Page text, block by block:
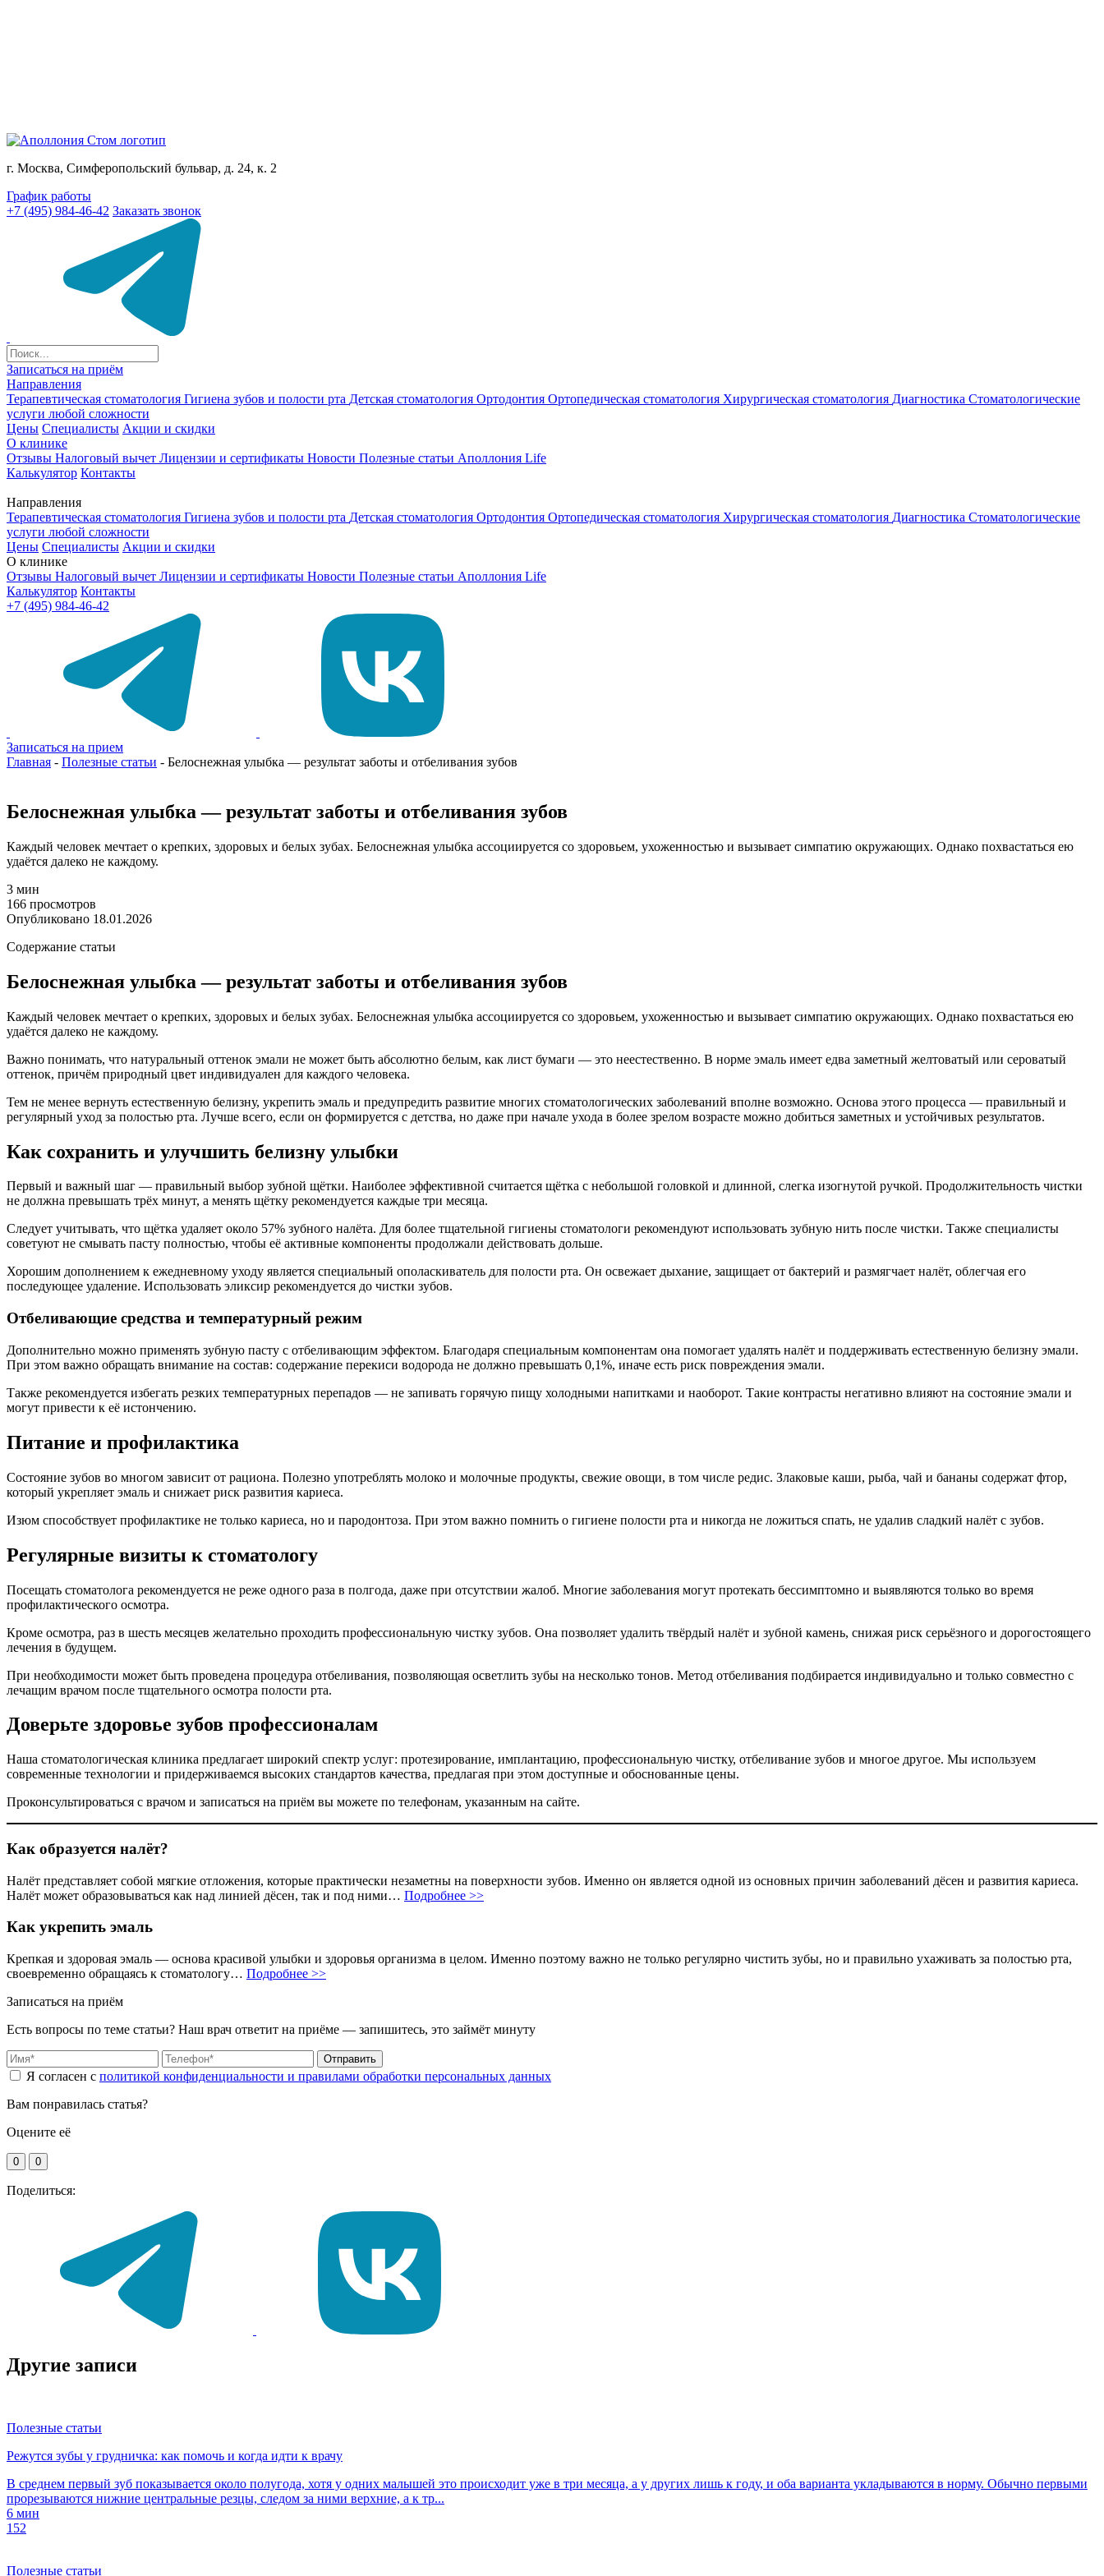
г. Москва, Симферопольский бульвар, д. 24, к. 2
График работы
+7 (495) 984-46-42 Заказать звонок
Записаться на приём
Направления
Терапевтическая стоматология Гигиена зубов и полости рта Детская стоматология Ортодонтия Ортопедическая стоматология Хирургическая стоматология Диагностика Стоматологические
услуги любой сложности
Цены Специалисты Акции и скидки
О клинике
Отзывы Налоговый вычет Лицензии и сертификаты Новости Полезные статьи Аполлония Life
Калькулятор Контакты
Направления
Терапевтическая стоматология Гигиена зубов и полости рта Детская стоматология Ортодонтия Ортопедическая стоматология Хирургическая стоматология Диагностика Стоматологические
услуги любой сложности
Цены Специалисты Акции и скидки
О клинике
Отзывы Налоговый вычет Лицензии и сертификаты Новости Полезные статьи Аполлония Life
Калькулятор Контакты
+7 (495) 984-46-42
Записаться на прием
Главная - Полезные статьи - Белоснежная улыбка — результат заботы и отбеливания зубов
Белоснежная улыбка — результат заботы и отбеливания зубов
Каждый человек мечтает о крепких, здоровых и белых зубах. Белоснежная улыбка ассоциируется со здоровьем, ухоженностью и вызывает симпатию окружающих. Однако похвастаться ею
удаётся далеко не каждому.
3 мин
166 просмотров
Опубликовано 18.01.2026
Содержание статьи
Белоснежная улыбка — результат заботы и отбеливания зубов
Каждый человек мечтает о крепких, здоровых и белых зубах. Белоснежная улыбка ассоциируется со здоровьем, ухоженностью и вызывает симпатию окружающих. Однако похвастаться ею
удаётся далеко не каждому.
Важно понимать, что натуральный оттенок эмали не может быть абсолютно белым, как лист бумаги — это неестественно. В норме эмаль имеет едва заметный желтоватый или сероватый
оттенок, причём природный цвет индивидуален для каждого человека.
Тем не менее вернуть естественную белизну, укрепить эмаль и предупредить развитие многих стоматологических заболеваний вполне возможно. Основа этого процесса — правильный и
регулярный уход за полостью рта. Лучше всего, если он формируется с детства, но даже при начале ухода в более зрелом возрасте можно добиться заметных и устойчивых результатов.
Как сохранить и улучшить белизну улыбки
Первый и важный шаг — правильный выбор зубной щётки. Наиболее эффективной считается щётка с небольшой головкой и длинной, слегка изогнутой ручкой. Продолжительность чистки
не должна превышать трёх минут, а менять щётку рекомендуется каждые три месяца.
Следует учитывать, что щётка удаляет около 57% зубного налёта. Для более тщательной гигиены стоматологи рекомендуют использовать зубную нить после чистки. Также специалисты
советуют не смывать пасту полностью, чтобы её активные компоненты продолжали действовать дольше.
Хорошим дополнением к ежедневному уходу является специальный ополаскиватель для полости рта. Он освежает дыхание, защищает от бактерий и размягчает налёт, облегчая его
последующее удаление. Использовать эликсир рекомендуется до чистки зубов.
Отбеливающие средства и температурный режим
Дополнительно можно применять зубную пасту с отбеливающим эффектом. Благодаря специальным компонентам она помогает удалять налёт и поддерживать естественную белизну эмали.
При этом важно обращать внимание на состав: содержание перекиси водорода не должно превышать 0,1%, иначе есть риск повреждения эмали.
Также рекомендуется избегать резких температурных перепадов — не запивать горячую пищу холодными напитками и наоборот. Такие контрасты негативно влияют на состояние эмали и
могут привести к её истончению.
Питание и профилактика
Состояние зубов во многом зависит от рациона. Полезно употреблять молоко и молочные продукты, свежие овощи, в том числе редис. Злаковые каши, рыба, чай и бананы содержат фтор,
который укрепляет эмаль и снижает риск развития кариеса.
Изюм способствует профилактике не только кариеса, но и пародонтоза. При этом важно помнить о гигиене полости рта и никогда не ложиться спать, не удалив сладкий налёт с зубов.
Регулярные визиты к стоматологу
Посещать стоматолога рекомендуется не реже одного раза в полгода, даже при отсутствии жалоб. Многие заболевания могут протекать бессимптомно и выявляются только во время
профилактического осмотра.
Кроме осмотра, раз в шесть месяцев желательно проходить профессиональную чистку зубов. Она позволяет удалить твёрдый налёт и зубной камень, снижая риск серьёзного и дорогостоящего
лечения в будущем.
При необходимости может быть проведена процедура отбеливания, позволяющая осветлить зубы на несколько тонов. Метод отбеливания подбирается индивидуально и только совместно с
лечащим врачом после тщательного осмотра полости рта.
Доверьте здоровье зубов профессионалам
Наша стоматологическая клиника предлагает широкий спектр услуг: протезирование, имплантацию, профессиональную чистку, отбеливание зубов и многое другое. Мы используем
современные технологии и придерживаемся высоких стандартов качества, предлагая при этом доступные и обоснованные цены.
Проконсультироваться с врачом и записаться на приём вы можете по телефонам, указанным на сайте.
Как образуется налёт?
Налёт представляет собой мягкие отложения, которые практически незаметны на поверхности зубов. Именно он является одной из основных причин заболеваний дёсен и развития кариеса.
Налёт может образовываться как над линией дёсен, так и под ними… Подробнее >>
Как укрепить эмаль
Крепкая и здоровая эмаль — основа красивой улыбки и здоровья организма в целом. Именно поэтому важно не только регулярно чистить зубы, но и правильно ухаживать за полостью рта,
своевременно обращаясь к стоматологу… Подробнее >>
Записаться на приём
Есть вопросы по теме статьи? Наш врач ответит на приёме — запишитесь, это займёт минуту
Отправить
Я согласен с политикой конфиденциальности и правилами обработки персональных данных
Вам понравилась статья?
Оцените её
0 0
Поделиться:
Другие записи
Полезные статьи
Режутся зубы у грудничка: как помочь и когда идти к врачу
В среднем первый зуб показывается около полугода, хотя у одних малышей это происходит уже в три месяца, а у других лишь к году, и оба варианта укладываются в норму. Обычно первыми
прорезываются нижние центральные резцы, следом за ними верхние, а к тр...
6 мин
152
Полезные статьи